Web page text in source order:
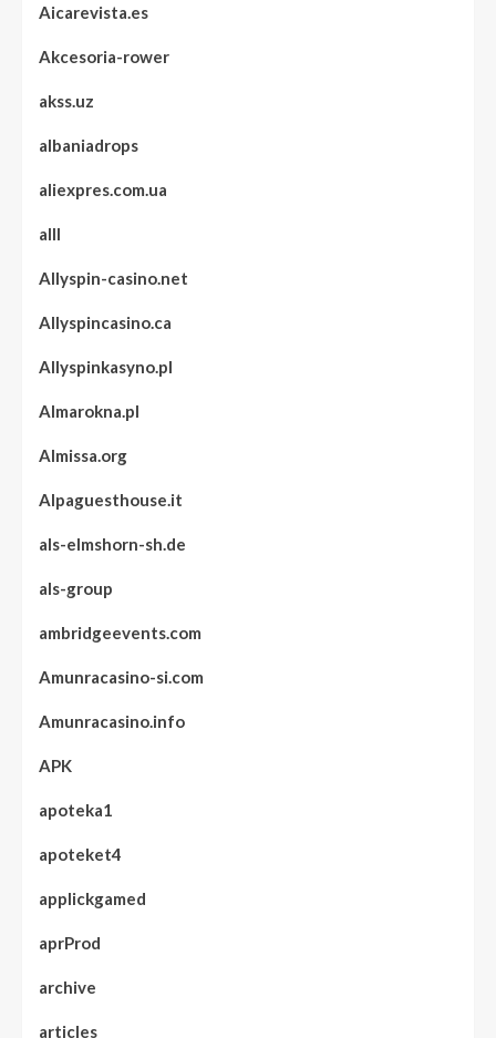
Aicarevista.es
Akcesoria-rower
akss.uz
albaniadrops
aliexpres.com.ua
alll
Allyspin-casino.net
Allyspincasino.ca
Allyspinkasyno.pl
Almarokna.pl
Almissa.org
Alpaguesthouse.it
als-elmshorn-sh.de
als-group
ambridgeevents.com
Amunracasino-si.com
Amunracasino.info
APK
apoteka1
apoteket4
applickgamed
aprProd
archive
articles